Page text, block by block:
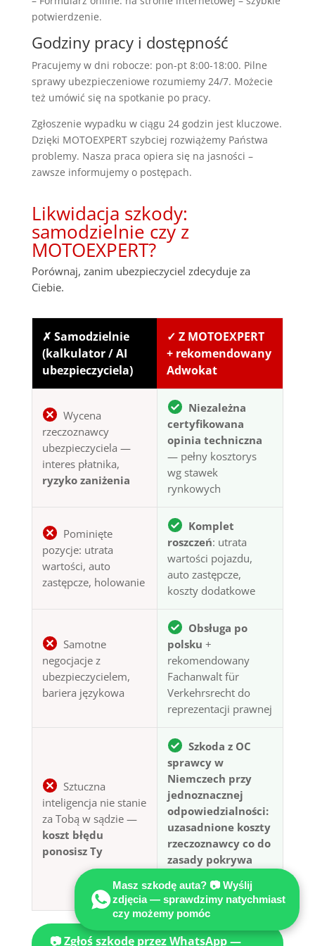
potwierdzenie.
Godziny pracy i dostępność
Pracujemy w dni robocze: pon-pt 8:00-18:00. Pilne
sprawy ubezpieczeniowe rozumiemy 24/7. Możecie
też umówić się na spotkanie po pracy.
Zgłoszenie wypadku w ciągu 24 godzin jest kluczowe.
Dzięki MOTOEXPERT szybciej rozwiążemy Państwa
problemy. Nasza praca opiera się na jasności –
zawsze informujemy o postępach.
Likwidacja szkody:
samodzielnie czy z
MOTOEXPERT?
Porównaj, zanim ubezpieczyciel zdecyduje za
Ciebie.
✗ Samodzielnie
(kalkulator / AI
ubezpieczyciela)
✓ Z MOTOEXPERT
+ rekomendowany
Adwokat
Wycena
rzeczoznawcy
ubezpieczyciela —
interes płatnika,
ryzyko zaniżenia
Niezależna
certyfikowana
opinia techniczna
— pełny kosztorys
wg stawek
rynkowych
Pominięte
pozycje: utrata
wartości, auto
zastępcze, holowanie
Komplet
roszczeń: utrata
wartości pojazdu,
auto zastępcze,
koszty dodatkowe
Samotne
negocjacje z
ubezpieczycielem,
bariera językowa
Obsługa po
polsku +
rekomendowany
Fachanwalt für
Verkehrsrecht do
reprezentacji prawnej
Sztuczna
inteligencja nie stanie
za Tobą w sądzie —
koszt błędu
ponosisz Ty
Szkoda z OC
sprawcy w
Niemczech przy
jednoznacznej
odpowiedzialności:
uzasadnione koszty
rzeczoznawcy co do
zasady pokrywa
sprawcy (§ 249 BGB)
📷 Zgłoś szkodę przez WhatsApp —
Masz szkodę auta? 📷 Wyślij
zdjęcia — sprawdzimy natychmiast
czy możemy pomóc